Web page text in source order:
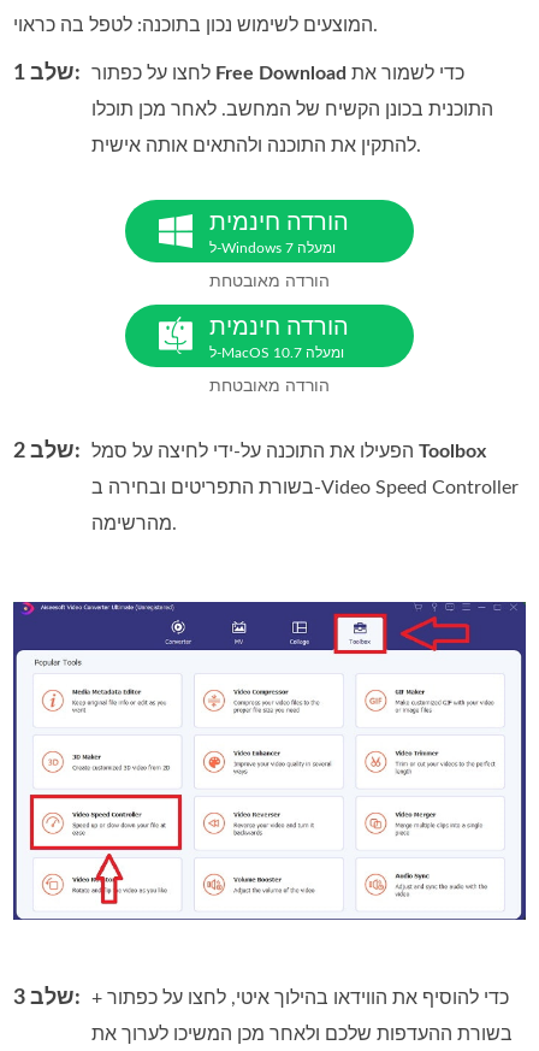
המוצעים לשימוש נכון בתוכנה: לטפל בה כראוי.
שלב 1: Free Download כדי לשמור את
התוכנית בכונן הקשיח של המחשב. לאחר מכן תוכלו
להתקין את התוכנה ולהתאים אותה אישית.
הורדה חינמית
ל-Windows 7 ומעלה
הורדה מאובטחת
הורדה חינמית
ל-MacOS 10.7 ומעלה
הורדה מאובטחת
שלב 2: הפעילו את התוכנה על‑ידי לחיצה על סמלToolbox
בשורת התפריטים ובחירה ב‑Video Speed Controller
מהרשימה.
שלב 3:
כדי להוסיף את הווידאו בהילוך איטי, לחצו על כפתור +
בשורת ההעדפות שלכם ולאחר מכן המשיכו לערוך את